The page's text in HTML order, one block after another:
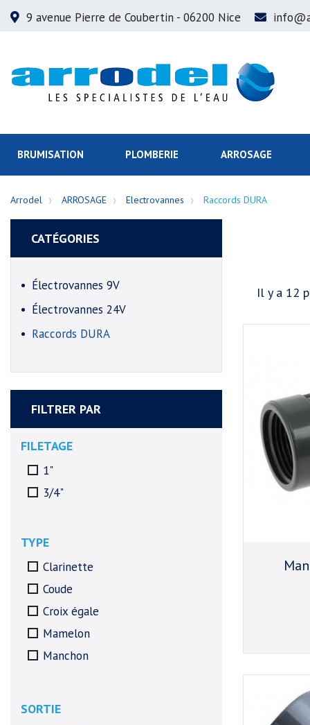
9 avenue Pierre de Coubertin - 06200 Nice
BRUMISATION PLOMBERIE ARROSAGE
Arrodel ARROSAGE Electrovannes Raccords DURA
CATÉGORIES
Électrovannes 9V
Électrovannes 24V
Raccords DURA
FILTRER PAR
FILETAGE
1"
3/4"
TYPE
Clarinette
Coude
Croix égale
Mamelon
Manchon
SORTIE
Il y a 12